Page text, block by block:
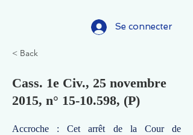
Se connecter
< Back
Cass. 1e Civ., 25 novembre
2015, n° 15-10.598, (P)
Accroche : Cet arrêt de la Cour de